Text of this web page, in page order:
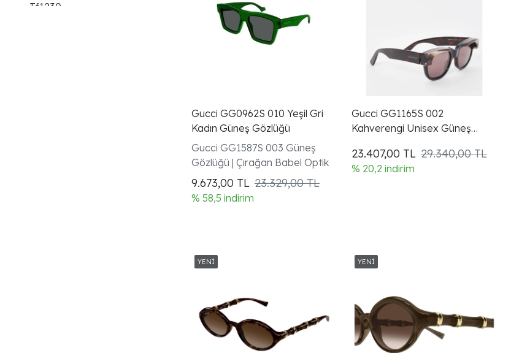
Tf1230
Gucci GG0962S 010 Yeşil Gri
Kadın Güneş Gözlüğü
Gucci GG1587S 003 Güneş
Gözlüğü | Çırağan Babel Optik
9.673,00 TL 23.329,00 TL
% 58,5 indirim
Gucci GG1165S 002
Kahverengi Unisex Güneş
23.407,00 TL 29.340,00 TL
% 20,2 indirim